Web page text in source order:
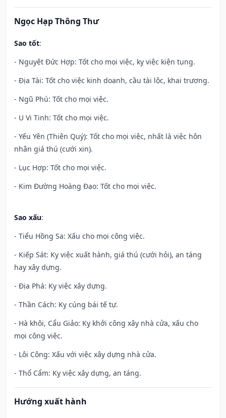
Ngọc Hạp Thông Thư
Sao tốt:
- Nguyệt Đức Hợp: Tốt cho mọi việc, kỵ việc kiện tụng.
- Địa Tài: Tốt cho việc kinh doanh, cầu tài lộc, khai trương.
- Ngũ Phú: Tốt cho mọi việc.
- U Vi Tinh: Tốt cho mọi việc.
- Yếu Yên (Thiên Quý): Tốt cho mọi việc, nhất là việc hôn
nhân giá thú (cưới xin).
- Lục Hợp: Tốt cho mọi việc.
- Kim Đường Hoàng Đạo: Tốt cho mọi việc.
Sao xấu:
- Tiểu Hồng Sa: Xấu cho mọi công việc.
- Kiếp Sát: Kỵ việc xuất hành, giá thú (cưới hỏi), an táng
hay xây dựng.
- Địa Phá: Kỵ việc xây dựng.
- Thần Cách: Kỵ cúng bái tế tự.
- Hà khôi, Cẩu Giảo: Kỵ khởi công xây nhà cửa, xấu cho
mọi công việc.
- Lôi Công: Xấu với việc xây dựng nhà cửa.
- Thổ Cẩm: Kỵ việc xây dựng, an táng.
Hướng xuất hành